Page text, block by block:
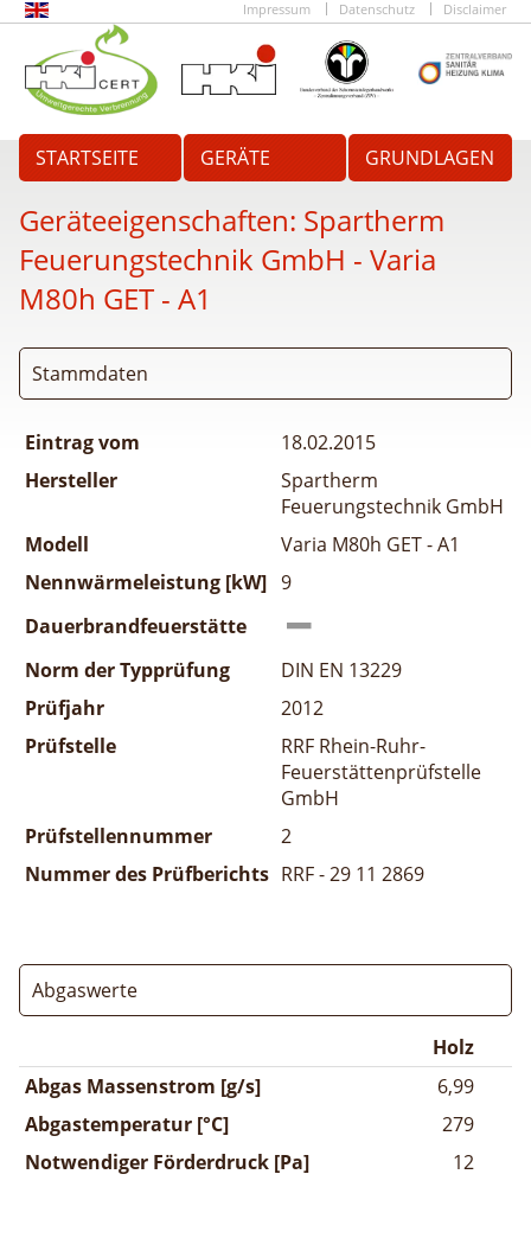
Impressum Datenschutz Disclaimer
STARTSEITE GERÄTE GRUNDLAGEN
Geräteeigenschaften: Spartherm
Feuerungstechnik GmbH - Varia
M80h GET - A1
Stammdaten
Eintrag vom
18.02.2015
Hersteller
Spartherm
Feuerungstechnik GmbH
Modell
Varia M80h GET - A1
Nennwärmeleistung [kW] 9
Dauerbrandfeuerstätte
Norm der Typprüfung
DIN EN 13229
Prüfjahr
2012
Prüfstelle
RRF Rhein-Ruhr-
Feuerstättenprüfstelle
GmbH
Prüfstellennummer
2
Nummer des Prüfberichts RRF - 29 11 2869
Abgaswerte
Holz
Abgas Massenstrom [g/s]
6,99
Abgastemperatur [°C]
279
Notwendiger Förderdruck [Pa]
12